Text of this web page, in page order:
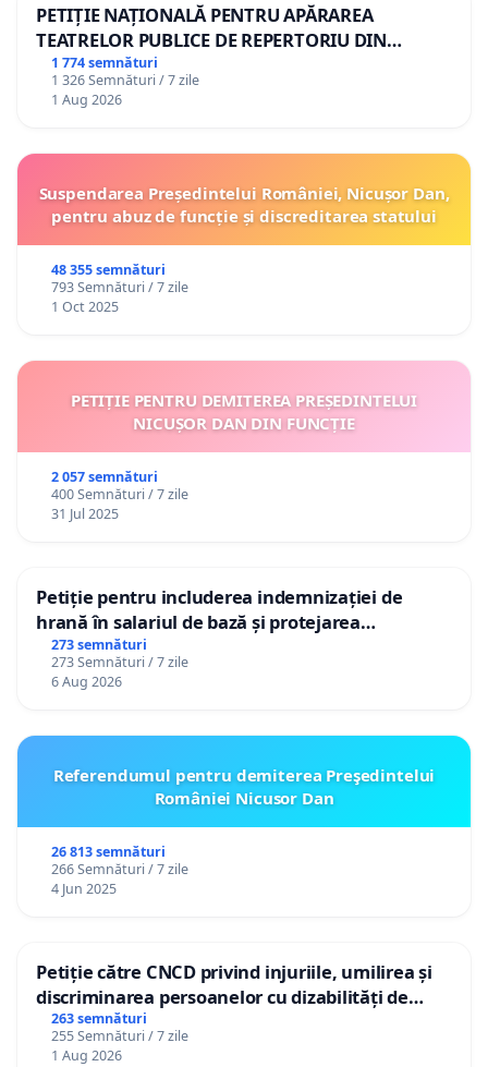
PETIȚIE NAȚIONALĂ PENTRU APĂRAREA
TEATRELOR PUBLICE DE REPERTORIU DIN
ROMÂNIA
1 774 semnături
1 326 Semnături / 7 zile
1 Aug 2026
Suspendarea Președintelui României, Nicușor Dan,
pentru abuz de funcție și discreditarea statului
48 355 semnături
793 Semnături / 7 zile
1 Oct 2025
PETIȚIE PENTRU DEMITEREA PREȘEDINTELUI
NICUȘOR DAN DIN FUNCȚIE
2 057 semnături
400 Semnături / 7 zile
31 Jul 2025
Petiție pentru includerea indemnizației de
hrană în salariul de bază și protejarea
gradațiilor de vechime pentru asistenții
personali
273 semnături
273 Semnături / 7 zile
6 Aug 2026
Referendumul pentru demiterea Preşedintelui
României Nicusor Dan
26 813 semnături
266 Semnături / 7 zile
4 Jun 2025
Petiție către CNCD privind injuriile, umilirea și
discriminarea persoanelor cu dizabilități de
către utilizatorul TikTok „Gorici”
263 semnături
255 Semnături / 7 zile
1 Aug 2026